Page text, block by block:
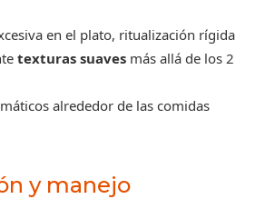
en el plato, ritualización rígida
texturas suaves más allá de los 2
alrededor de las comidas
y manejo